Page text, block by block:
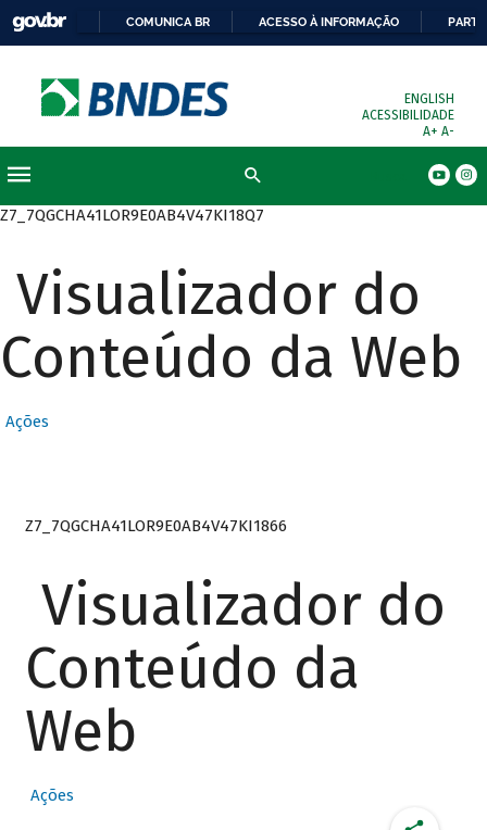
COMUNICA BR ACESSO À INFORMAÇÃO
ENGLISH
ACESSIBILIDADE
A+ A-
Z7_7QGCHA41LOR9E0AB4V47KI18Q7
Visualizador do
Conteúdo da Web
Ações
Z7_7QGCHA41LOR9E0AB4V47KI1866
Visualizador do
Conteúdo da
Web
Ações